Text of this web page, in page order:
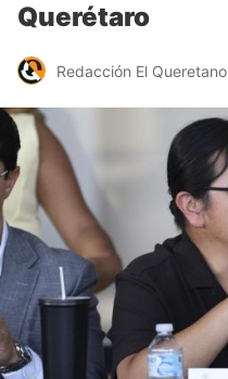
Querétaro
Redacción El Queretano